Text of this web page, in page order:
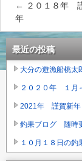
← ２０１８年
年
最近の投稿
大分の遊漁船桃太
２０２０年 １月
2021年 謹賀新年
釣果ブログ 随時
１０月１８日の釣